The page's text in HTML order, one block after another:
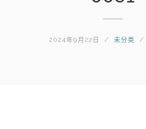
2024年9月22日 未分类